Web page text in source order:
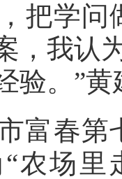
把学问
，我认
验。”
富春第
农场里